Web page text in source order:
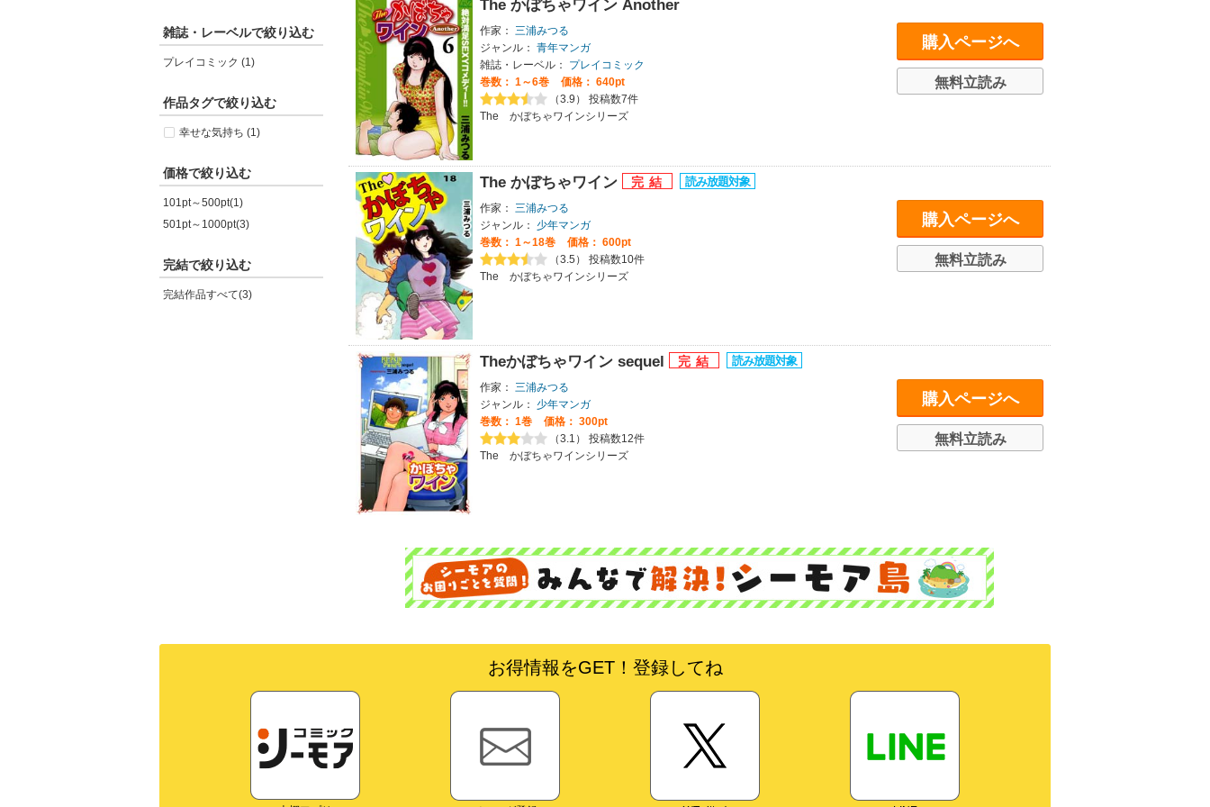
雑誌・レーベルで絞り込む
プレイコミック (1)
作品タグで絞り込む
幸せな気持ち (1)
価格で絞り込む
101pt～500pt(1)
501pt～1000pt(3)
完結で絞り込む
完結作品すべて(3)
The かぼちゃワイン Another
作家： 三浦みつる
ジャンル： 青年マンガ
雑誌・レーベル：
プレイコミック
巻数： 1～6巻
価格： 640pt
（3.9） 投稿数7件
The かぼちゃワインシリーズ
購入ページへ
無料立読み
The かぼちゃワイン
作家：
三浦みつる
ジャンル：
少年マンガ
巻数： 1～18巻
価格： 600pt
（3.5） 投稿数10件
The かぼちゃワインシリーズ
購入ページへ
無料立読み
Theかぼちゃワイン sequel
作家： 三浦みつる
ジャンル：
少年マンガ
巻数： 1巻
価格： 300pt
（3.1） 投稿数12件
The かぼちゃワインシリーズ
購入ページへ
無料立読み
お得情報をGET！登録してね